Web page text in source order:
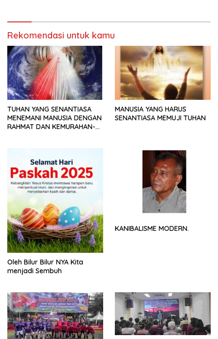
Rekomendasi untuk kamu
TUHAN YANG SENANTIASA
MENEMANI MANUSIA DENGAN
RAHMAT DAN KEMURAHAN-
MANUSIA YANG HARUS
SENANTIASA MEMUJI TUHAN
Oleh Bilur Bilur NYA Kita
menjadi Sembuh
KANIBALISME MODERN.